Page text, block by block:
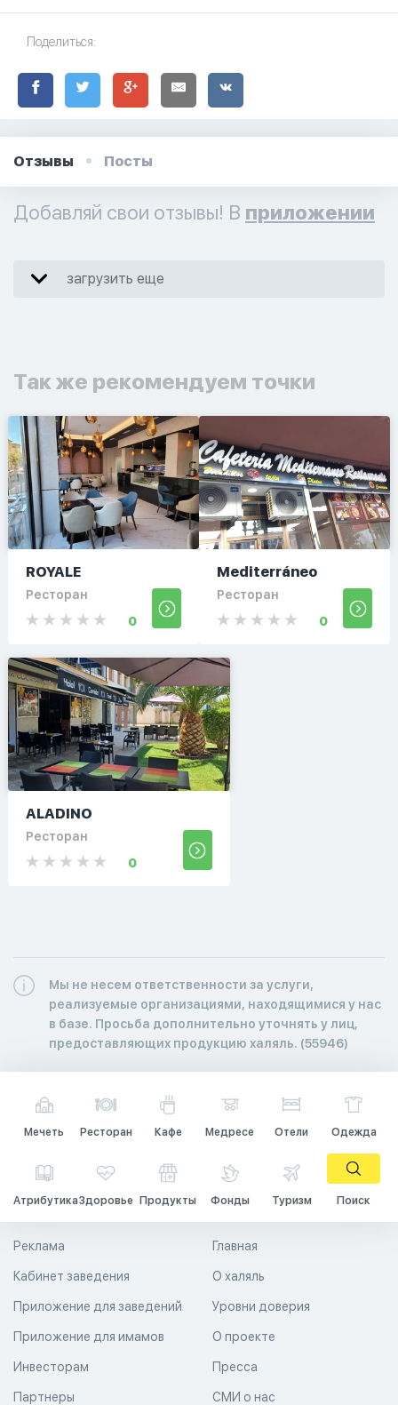
Поделиться:
Отзывы Посты
Добавляй свои отзывы! В приложении
загрузить еще
Так же рекомендуем точки
ROYALE
Ресторан
0
Mediterráneo
Ресторан
0
ALADINO
Ресторан
0
Мы не несем ответственности за услуги,
реализуемые организациями, находящимися у нас
в базе. Просьба дополнительно уточнять у лиц,
предоставляющих продукцию халяль. (55946)
Мечеть Ресторан Кафе Медресе Отели Одежда
АтрибутикаЗдоровье Продукты Фонды Туризм Поиск
Главная
О халяль
Уровни доверия
Реклама
Кабинет заведения
Приложение для заведений
Приложение для имамов О проекте
Пресса
СМИ о нас
Инвесторам
Партнеры